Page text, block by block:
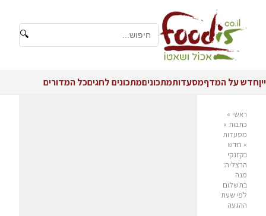
🔍
ייןחדש על המדףמסעדותמתכוניםמתכונים לחגיםכל המדורים
ראשי »
כתבות »
מסעדות
» חדש
בקזנקי
הרצליה:
מנה
בתשלום
לפי שעת
ההגעה